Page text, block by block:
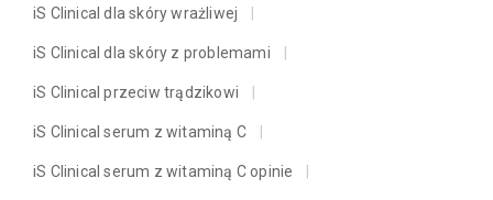
iS Clinical dla skóry wrażliwej
iS Clinical dla skóry z problemami
iS Clinical przeciw trądzikowi
iS Clinical serum z witaminą C
iS Clinical serum z witaminą C opinie